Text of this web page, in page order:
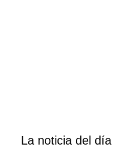
La noticia del día